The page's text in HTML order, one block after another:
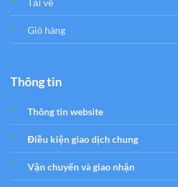
Tải về
Giỏ hàng
Thông tin
Thông tin website
Điều kiện giao dịch chung
Vận chuyển và giao nhận